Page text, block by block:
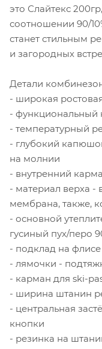
это Слайтекс
соотношении 90/
станет стильным
и загородных
Детали
- широкая
- функциональный
- температурный
- глубокий
на молнии
- внутренний
- материал верха -
мембрана, также,
- основной
гусиный пух/перо
- подклад на флисе
- лямочки -
- карман для ski-
- ширина штанин
- центральная
кнопки
- резинка на